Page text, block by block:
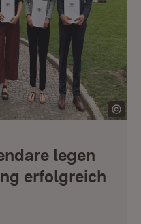
legen
erfolgreich